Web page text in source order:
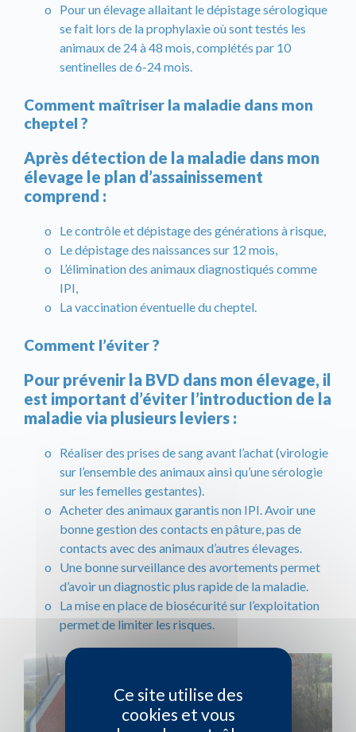
Pour un élevage allaitant le dépistage sérologique
se fait lors de la prophylaxie où sont testés les
animaux de 24 à 48 mois, complétés par 10
sentinelles de 6-24 mois.
Comment maîtriser la maladie dans mon
cheptel ?
Après détection de la maladie dans mon
élevage le plan d’assainissement
comprend :
Le contrôle et dépistage des générations à risque,
Le dépistage des naissances sur 12 mois,
L’élimination des animaux diagnostiqués comme
IPI,
La vaccination éventuelle du cheptel.
Comment l’éviter ?
Pour prévenir la BVD dans mon élevage, il
est important d’éviter l’introduction de la
maladie via plusieurs leviers :
Réaliser des prises de sang avant l’achat (virologie
sur l’ensemble des animaux ainsi qu’une sérologie
sur les femelles gestantes).
Acheter des animaux garantis non IPI. Avoir une
bonne gestion des contacts en pâture, pas de
contacts avec des animaux d’autres élevages.
Une bonne surveillance des avortements permet
d’avoir un diagnostic plus rapide de la maladie.
La mise en place de biosécurité sur l’exploitation
permet de limiter les risques.
Ce site utilise des
cookies et vous